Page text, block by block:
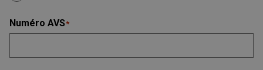
Numéro AVS*